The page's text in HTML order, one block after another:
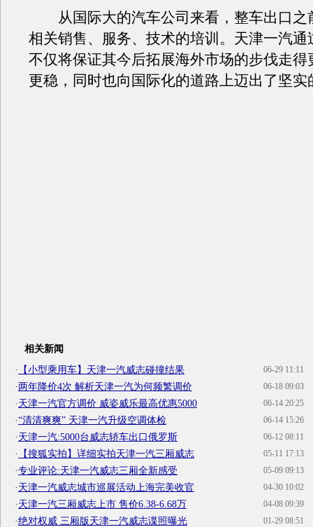
从国际大的汽车公司来看，整车出口之
相关销售、服务、技术的培训。天津一汽通
不仅将保证其今后拓展海外市场的步伐走得
更稳，同时也向国际化的道路上迈出了坚实
相关新闻
06-29 11:11
· 【小型乘用车】天津一汽威志碰撞结果
06-18 09:03
·两年降价4次 解析天津一汽为何频繁调价
06-14 20:25
·天津一汽官方调价 威姿威乐最高优惠5000
06-14 15:26
·“清清爽爽” 天津一汽升级空调体检
06-12 08:11
·天津一汽:5000台威志轿车出口俄罗斯
05-11 17:13
· 【搜狐实拍】详细实拍天津一汽三厢威志
05-09 09:13
·专业评论:天津一汽威志三厢全新感受
04-30 10:02
·天津一汽威志城市巡展活动上海完美收官
04-08 09:39
·天津一汽三厢威志上市 售价6.38-6.68万
01-29 08:51
·绝对权威 三厢版天津一汽威志谍照曝光